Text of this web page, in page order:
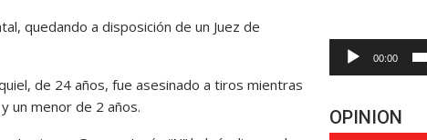
quedando a disposición de un Juez de
de 24 años, fue asesinado a tiros mientras
un menor de 2 años.
00:00
OPINION